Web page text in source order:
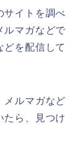
サイトを調べ
ルマガなどで
どを配信して
メルマガなど
たら、見つけ